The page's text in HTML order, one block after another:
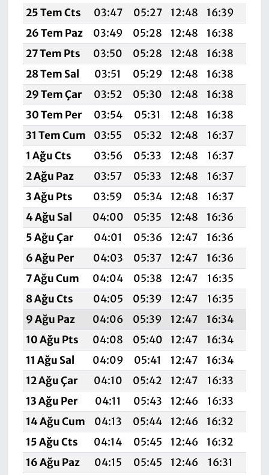
25 Tem Cts
03:47 05:27 12:48 16:39
26 Tem Paz
03:49 05:28 12:48 16:38
27 Tem Pts
03:50 05:28 12:48 16:38
28 Tem Sal
03:51 05:29 12:48 16:38
29 Tem Çar
03:52 05:30 12:48 16:38
30 Tem Per
03:54 05:31 12:48 16:38
31 Tem Cum
03:55 05:32 12:48 16:37
1 Ağu Cts
03:56 05:33 12:48 16:37
2 Ağu Paz
03:57 05:33 12:48 16:37
3 Ağu Pts
03:59 05:34 12:48 16:37
4 Ağu Sal
04:00 05:35 12:48 16:36
5 Ağu Çar
04:01 05:36 12:47 16:36
6 Ağu Per
04:03 05:37 12:47 16:36
7 Ağu Cum
04:04 05:38 12:47 16:35
8 Ağu Cts
04:05 05:39 12:47 16:35
9 Ağu Paz
04:06 05:39 12:47 16:34
10 Ağu Pts
04:08 05:40 12:47 16:34
11 Ağu Sal
04:09 05:41 12:47 16:34
12 Ağu Çar
04:10 05:42 12:47 16:33
13 Ağu Per
04:11 05:43 12:46 16:33
14 Ağu Cum
04:13 05:44 12:46 16:32
15 Ağu Cts
04:14 05:45 12:46 16:32
16 Ağu Paz
04:15 05:45 12:46 16:31